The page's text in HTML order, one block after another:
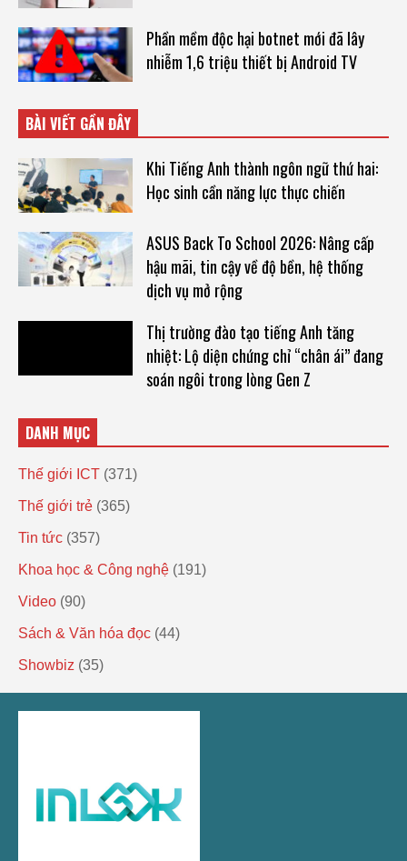
Phần mềm độc hại botnet mới đã lây
nhiễm 1,6 triệu thiết bị Android TV
BÀI VIẾT GẦN ĐÂY
Khi Tiếng Anh thành ngôn ngữ thứ hai:
Học sinh cần năng lực thực chiến
ASUS Back To School 2026: Nâng cấp
hậu mãi, tin cậy về độ bền, hệ thống
dịch vụ mở rộng
Thị trường đào tạo tiếng Anh tăng
nhiệt: Lộ diện chứng chỉ “chân ái” đang
soán ngôi trong lòng Gen Z
DANH MỤC
Thế giới ICT (371)
Thế giới trẻ (365)
Tin tức (357)
Khoa học & Công nghệ (191)
Video (90)
Sách & Văn hóa đọc (44)
Showbiz (35)